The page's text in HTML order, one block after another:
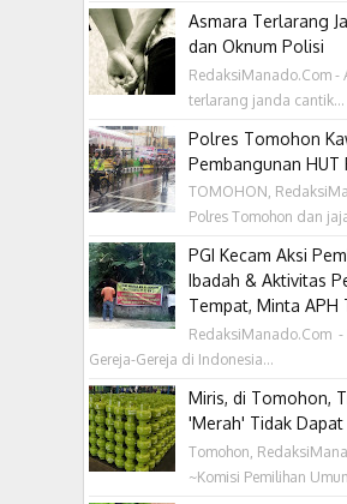
Asmara Terlarang
dan Oknum Polisi
RedaksiManado.Com -
terlarang janda cantik...
Polres Tomohon
Pembangunan HUT
TOMOHON,
Polres Tomohon dan
PGI Kecam Aksi
Ibadah & Aktivitas
Tempat, Minta APH
RedaksiManado.Com -
Gereja-Gereja di Indonesia...
Miris, di Tomohon,
'Merah' Tidak Dapat
Tomohon,
~Komisi Pemilihan